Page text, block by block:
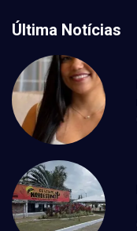
Última Notícias